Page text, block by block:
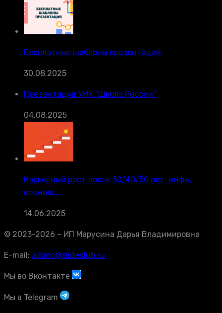
Бесплатные шаблоны презентаций
30.08.2025
Презентация УМК “Школа России”
04.08.2025
Карьерный рост после 30/40/50 лет: мифы,
возмож...
14.06.2025
© 2023-2026 – ИП Марусина Дарья Владимировна
E-mail: admin@slideclub.ru
Мы во Вконтакте
Мы в Telegram